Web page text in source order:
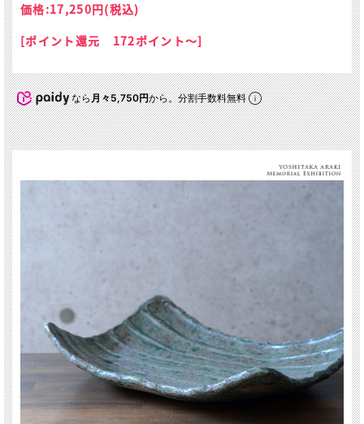
価格:17,250円(税込)
[ポイント還元 172ポイント～]
なら月々5,750円から。分割手数料無料